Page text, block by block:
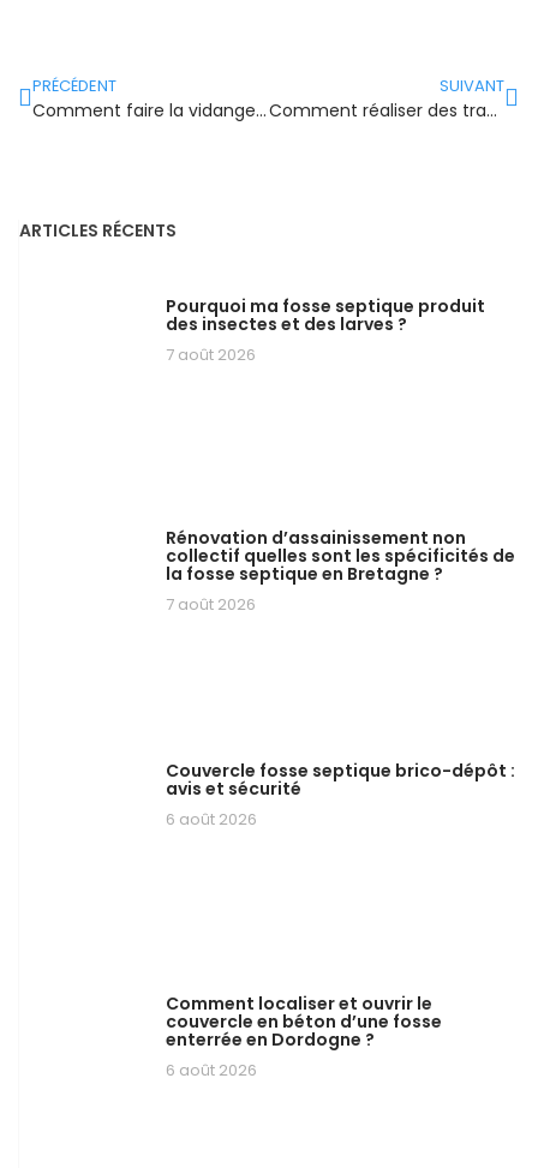
PRÉCÉDENT
Comment faire la vidange d’une fosse septique par un agriculteur ?
SUIVANT
Comment réaliser des tranchées d’épandage d’une fosse septique ?
ARTICLES RÉCENTS
Pourquoi ma fosse septique produit
des insectes et des larves ?
7 août 2026
Rénovation d’assainissement non
collectif quelles sont les spécificités de
la fosse septique en Bretagne ?
7 août 2026
Couvercle fosse septique brico-dépôt :
avis et sécurité
6 août 2026
Comment localiser et ouvrir le
couvercle en béton d’une fosse
enterrée en Dordogne ?
6 août 2026